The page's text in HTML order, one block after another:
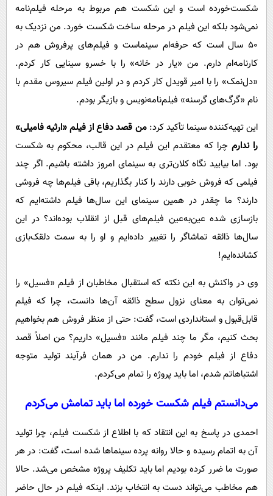
شکست‌خورده است و این شکست هم مربوط به مرحله فیلم‌نامه
نمی‌شود بلکه این فیلم در مرحله ساخت شکست خورد. من نزدیک به
۵۰ سال است که حرفه‌ام سینماست و فیلم‌های پرفروش هم در
کارنامه‌ام دارم. من «یار در خانه» را با خسرو سینایی کار کردم.
«دل‌نمک» را با امیر قویدل کار کردم و در اولین فیلم سیروس مقدم با
نام «گرگ‌های گرسنه» فیلم‌نامه‌نویس و بازیگر بودم.
این تهیه‌کننده سینما تأکید کرد:من قصد دفاع از فیلم «ارثیه فامیلی»
را ندارم چرا که معتقدم این فیلم در این قالب، محکوم به شکست
بود. اما بیایید نگاه کلان‌تری به سینمای امروز داشته باشیم. اگر چند
فیلمی که فروش خوبی دارند را کنار بگذاریم، باقی فیلم‌ها چه فروشی
دارند؟ ما چقدر در همین سینمای این سال‌ها فیلم داشته‌ایم که
بازسازی شده عین‌به‌عین فیلم‌های قبل از انقلاب بوده‌اند؟ در این
سال‌ها ذائقه تماشاگر را تغییر داده‌ایم و او را به سمت دلقک‌بازی
کشانده‌ایم!
وی در واکنش به این نکته که استقبال مخاطبان از فیلم «فسیل» را
نمی‌توان به معنای نزول سطح ذائقه آن‌ها دانست، چرا که فیلم
قابل‌قبول و استانداردی است، گفت: حتی از منظر فروش هم بخواهیم
بحث کنیم، مگر ما چند فیلم مانند «فسیل» داریم؟ من اصلاً قصد
دفاع از فیلم خودم را ندارم. من در همان فرآیند تولید متوجه
اشتباهاتم شدم، اما باید پروژه را تمام می‌کردم.
می‌دانستم فیلم شکست خورده اما باید تمامش می‌کردم
احمدی در پاسخ به این انتقاد که با اطلاع از شکست فیلم، چرا تولید
آن به اتمام رسیده و حالا روانه پرده سینماها شده است، گفت: در هر
صورت ما ضرر کرده بودیم اما باید تکلیف پروژه مشخص می‌شد. حالا
هم مخاطب می‌تواند دست به انتخاب بزند. اینکه فیلم در حال حاضر